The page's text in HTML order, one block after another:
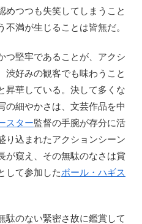
めつつも失笑してしまうこと
満が生じることは皆無だ。
堅牢であることが、アクシ
渋好みの観客でも味わうこと
昇華している。決して多くな
の細やかさは、文芸作品を中
スター監督の手腕が存分に活
り込まれたアクションシーン
が窺え、その無駄のなさは賞
して参加したポール・ハギス
のない緊密さ故に鑑賞して